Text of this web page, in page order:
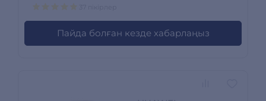
Пайда болған кезде хабарлаңыз